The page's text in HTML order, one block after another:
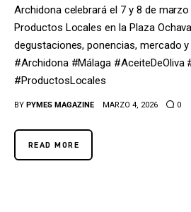
Archidona celebrará el 7 y 8 de
Productos Locales en la Plaza
degustaciones, ponencias, mercado
#Archidona #Málaga #AceiteDeOliva
#ProductosLocales
BY PYMES MAGAZINE MARZO 4, 2026 0
READ MORE